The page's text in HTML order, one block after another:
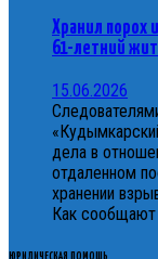
Хранил порох
61-летний
15.06.2026
дела в
отдаленном
хранении
Как
ЮРИДИЧЕСКАЯ ПОМОЩЬ